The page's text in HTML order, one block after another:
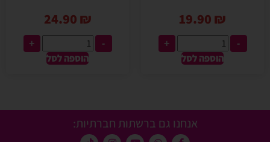
19.90 ₪
-
+
הוספה לסל
24.90 ₪
-
+
הוספה לסל
אנחנו גם ברשתות חברתיות: